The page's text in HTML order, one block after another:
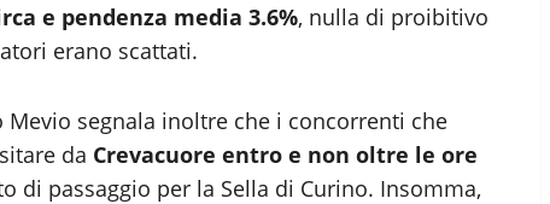
e pendenza media 3.6%, nulla di proibitivo
erano scattati.
segnala inoltre che i concorrenti che
da Crevacuore entro e non oltre le ore
di passaggio per la Sella di Curino. Insomma,